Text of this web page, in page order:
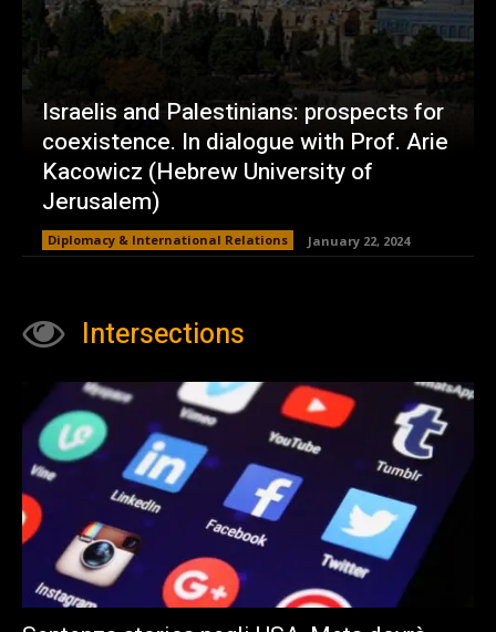
Israelis and Palestinians: prospects for
coexistence. In dialogue with Prof. Arie
Kacowicz (Hebrew University of
Jerusalem)
Diplomacy & International Relations January 22, 2024
Intersections